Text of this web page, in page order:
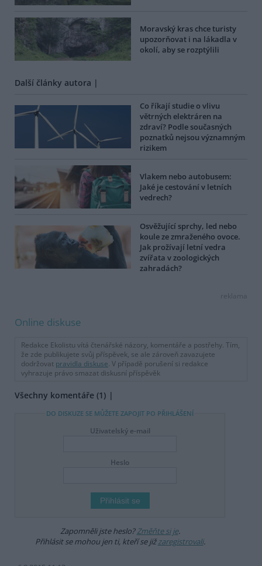
Moravský kras chce turisty
upozorňovat i na lákadla v
okolí, aby se rozptýlili
Další články autora |
Co říkají studie o vlivu
větrných elektráren na
zdraví? Podle současných
poznatků nejsou významným
rizikem
Vlakem nebo autobusem:
Jaké je cestování v letních
vedrech?
Osvěžující sprchy, led nebo
koule ze zmraženého ovoce.
Jak prožívají letní vedra
zvířata v zoologických
zahradách?
reklama
Online diskuse
Redakce Ekolistu vítá čtenářské názory, komentáře a postřehy. Tím,
že zde publikujete svůj příspěvek, se ale zároveň zavazujete
dodržovat pravidla diskuse. V případě porušení si redakce
vyhrazuje právo smazat diskusní příspěvěk
Všechny komentáře (1)
DO DISKUZE SE MŮŽETE ZAPOJIT PO PŘIHLÁŠENÍ
Uživatelský e-mail
Heslo
Zapomněli jste heslo?Změňte si je.
Přihlásit se mohou jen ti, kteří se jižzaregistrovali.